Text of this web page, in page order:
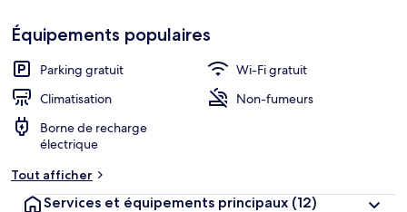
Équipements populaires
Parking gratuit
Wi-Fi gratuit
Climatisation
Non-fumeurs
Borne de recharge
électrique
Tout afficher
Services et équipements principaux (12)